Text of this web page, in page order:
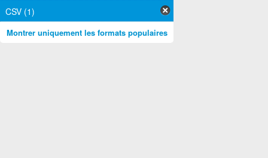
CSV (1)
Montrer uniquement les formats populaires